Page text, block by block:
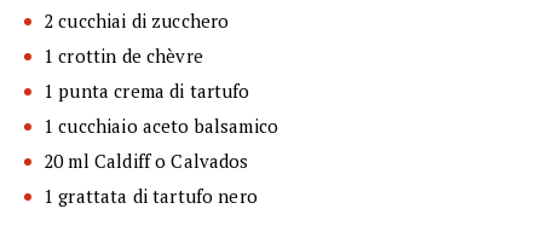
2 cucchiai di zucchero
1 crottin de chèvre
1 punta crema di tartufo
1 cucchiaio aceto balsamico
20 ml Caldiff o Calvados
1 grattata di tartufo nero